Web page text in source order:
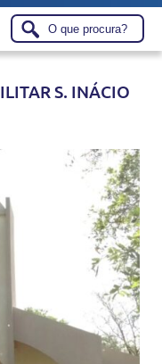
S. INÁCIO